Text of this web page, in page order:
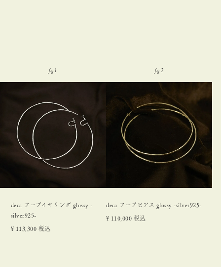
deca フープイヤリング glossy -
silver925-
¥ 113,300 税込
deca フープピアス glossy -silver925-
¥ 110,000 税込